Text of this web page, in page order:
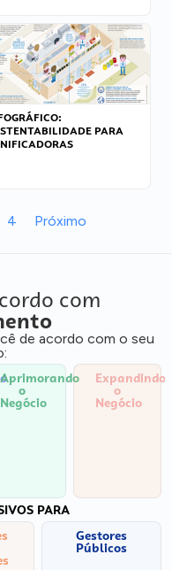
PARA
4 Próximo
com
de acordo com o seu
Aprimorando
o
Negócio
Expandindo
o
Negócio
PARA
Gestores
Públicos